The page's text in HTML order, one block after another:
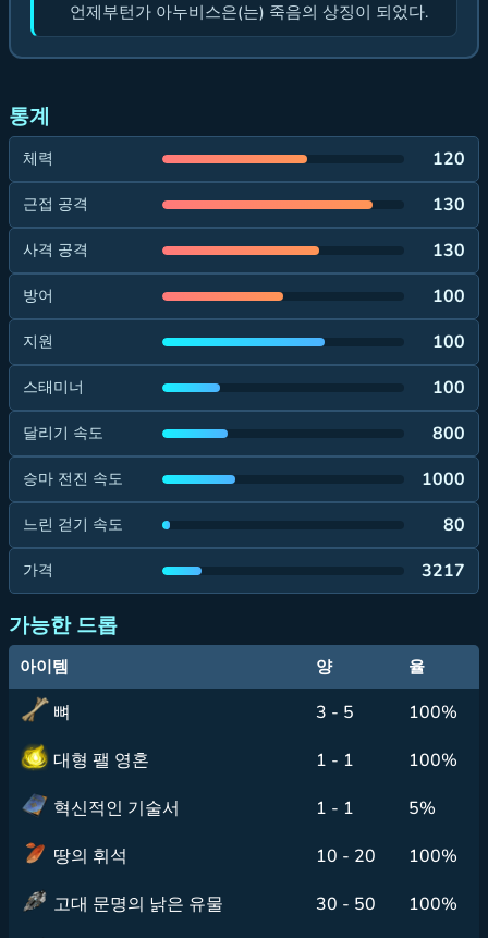
언제부턴가 아누비스은(는) 죽음의 상징이 되었다.
통계
체력 120
근접 공격 130
사격 공격 130
방어 100
지원 100
스태미너 100
달리기 속도 800
승마 전진 속도 1000
느린 걷기 속도 80
가격 3217
가능한 드롭
아이템 양 율
뼈 3 - 5
100%
대형 팰 영혼
1 - 1
100%
혁신적인 기술서
1 - 1
5%
땅의 휘석
10 - 20
100%
고대 문명의 낡은 유물
30 - 50
100%